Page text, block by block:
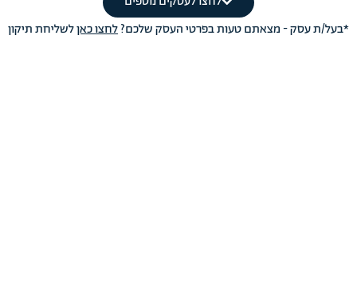
*בעל/ת עסק - מצאתם טעות בפרטי העסק שלכם?לחצו כאןלשליחת תיקון